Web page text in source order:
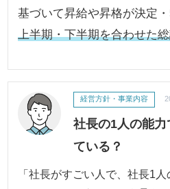
基づいて昇給や昇格が決定
上半期・下半期を合わせた
社長の1人の能
ている？
経営方針・事業内容
「社長がすごい人で、社長1